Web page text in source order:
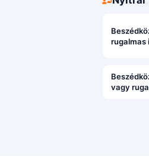
rugalmas
vagy